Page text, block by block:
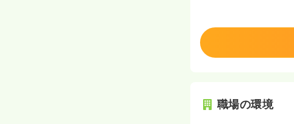
職場の環境